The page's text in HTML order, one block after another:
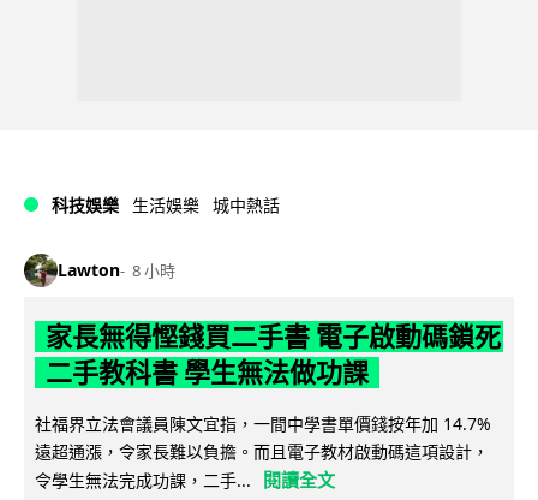
科技娛樂 生活娛樂 城中熱話
Lawton 8 小時
家長無得慳錢買二手書 電子啟動碼鎖死
二手教科書 學生無法做功課
社福界立法會議員陳文宜指，一間中學書單價錢按年加 14.7%
遠超通漲，令家長難以負擔。而且電子教材啟動碼這項設計，
令學生無法完成功課，二手...
閱讀全文